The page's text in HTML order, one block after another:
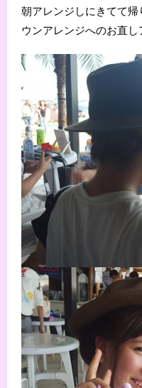
朝アレンジしにきてて
ウンアレンジへのお直